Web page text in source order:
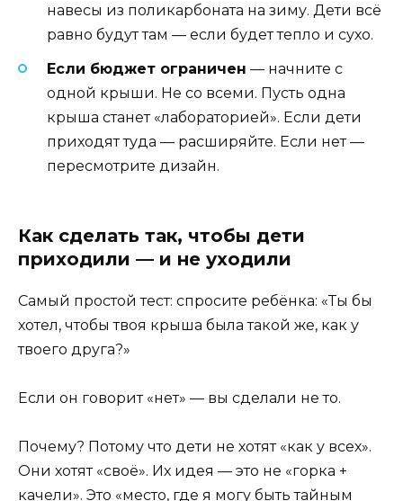
навесы из поликарбоната на зиму. Дети всё
равно будут там — если будет тепло и сухо.
Если бюджет ограничен — начните с
одной крыши. Не со всеми. Пусть одна
крыша станет «лабораторией». Если дети
приходят туда — расширяйте. Если нет —
пересмотрите дизайн.
Как сделать так, чтобы дети
приходили — и не уходили
Самый простой тест: спросите ребёнка: «Ты бы
хотел, чтобы твоя крыша была такой же, как у
твоего друга?»
Если он говорит «нет» — вы сделали не то.
Почему? Потому что дети не хотят «как у всех».
Они хотят «своё». Их идея — это не «горка +
качели». Это «место, где я могу быть тайным